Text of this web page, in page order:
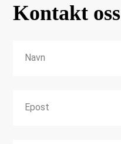
Kontakt oss